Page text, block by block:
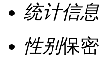
统计信息
性别保密